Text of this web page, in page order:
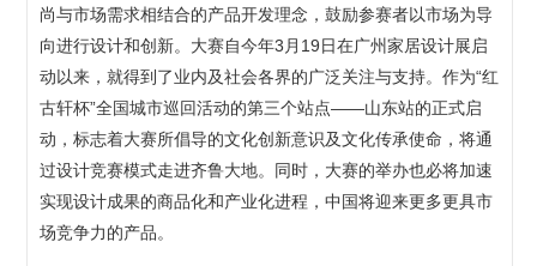
尚与市场需求相结合的产品开发理念，鼓励参赛者以市场为导
向进行设计和创新。大赛自今年3月19日在广州家居设计展启
动以来，就得到了业内及社会各界的广泛关注与支持。作为“红
古轩杯”全国城市巡回活动的第三个站点——山东站的正式启
动，标志着大赛所倡导的文化创新意识及文化传承使命，将通
过设计竞赛模式走进齐鲁大地。同时，大赛的举办也必将加速
实现设计成果的商品化和产业化进程，中国将迎来更多更具市
场竞争力的产品。